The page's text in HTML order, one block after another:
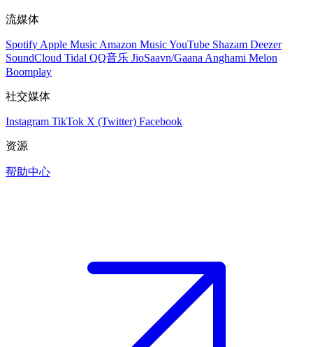
流媒体
Spotify Apple Music Amazon MusicYouTube Shazam Deezer
SoundCloud Tidal QQ音乐 JioSaavn/Gaana Anghami Melon
Boomplay
社交媒体
Instagram TikTok X (Twitter) Facebook
资源
帮助中心